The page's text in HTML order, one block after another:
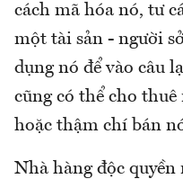
cách mã hóa nó, tư
một tài sản - người
dụng nó để vào câu
cũng có thể cho
hoặc thậm chí bán
Nhà hàng độc